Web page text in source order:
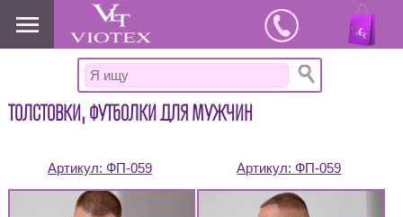
www.viotex37.ru
ТОЛСТОВКИ, ФУТБОЛКИ ДЛЯ МУЖЧИН
Артикул:ФП-059 Артикул:ФП-059